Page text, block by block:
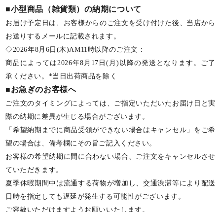
■小型商品（雑貨類）の納期について
お届け予定日は、お客様からのご注文を受け付けた後、当店から
お送りするメールに記載されます。
◇2026年8月6日(木)AM11時以降のご注文：
商品によっては2026年8月17日(月)以降の発送となります。ご了
承ください。*当日出荷商品を除く
■お急ぎのお客様へ
ご注文のタイミングによっては、ご指定いただいたお届け日と実
際の納期に差異が生じる場合がございます。
「希望納期までに商品受領ができない場合はキャンセル」をご希
望の場合は、備考欄にその旨ご記入ください。
お客様の希望納期に間に合わない場合、ご注文をキャンセルさせ
ていただきます。
夏季休暇期間中は流通する荷物が増加し、交通渋滞等により配送
日時を指定しても遅延が発生する可能性がございます。
ご容赦いただけますようお願いいたします。